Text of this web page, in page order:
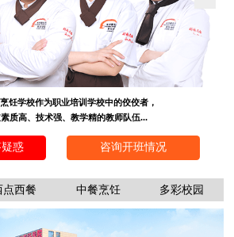
饪学校作为职业培训学校中的佼佼者，
质高、技术强、教学精的教师队伍...
惑 咨询开班情况
点西餐 中餐烹饪 多彩校园